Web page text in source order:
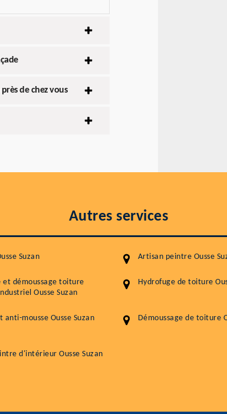
de chez vous
Autres services
Suzan Artisan peintre Ousse
et démoussage toiture
Ousse Suzan
Hydrofuge de toiture
anti-mousse Ousse Suzan Démoussage de toiture
d'intérieur Ousse Suzan